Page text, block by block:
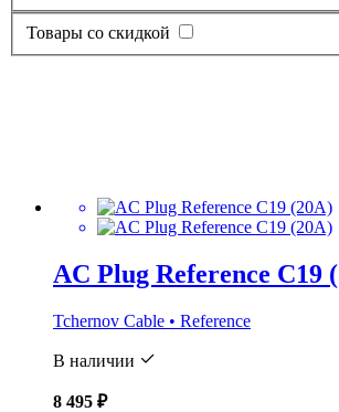
Товары со скидкой
AC Plug Reference C19
Tchernov Cable • Reference
В наличии
8 495 ₽